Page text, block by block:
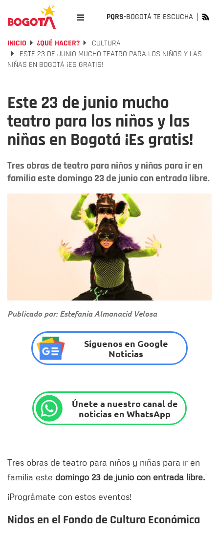
PQRS-BOGOTÁ TE ESCUCHA
INICIO ¿QUÉ HACER?
CULTURA
ESTE 23 DE JUNIO MUCHO TEATRO PARA LOS NIÑOS Y LAS
NIÑAS EN BOGOTÁ ¡ES GRATIS!
Este 23 de junio mucho
teatro para los niños y las
niñas en Bogotá ¡Es gratis!
Tres obras de teatro para niños y niñas para ir en
familia este domingo 23 de junio con entrada libre.
Publicado por: Estefania Almonacid Velosa
Síguenos en Google
Noticias
Únete a nuestro canal de
noticias en WhatsApp
Tres obras de teatro para niños y niñas para ir en
familia este domingo 23 de junio con entrada libre.
¡Prográmate con estos eventos!
Nidos en el Fondo de Cultura Económica